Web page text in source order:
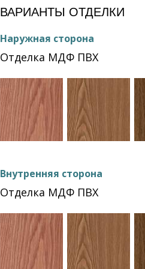
ВАРИАНТЫ ОТДЕЛКИ
Наружная сторона
Отделка МДФ ПВХ
Внутренняя сторона
Отделка МДФ ПВХ